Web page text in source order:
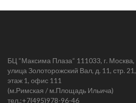
БЦ “Максима Плаза“ 111033, г. Москва,
улица Золоторожский Вал, д. 11, стр. 21,
этаж 1, офис 111
(м.Римская / м.Площадь Ильича)
тел.:+7(495)978-96-46